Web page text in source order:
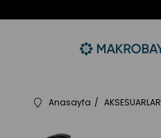
Anasayfa AKSESUARLAR